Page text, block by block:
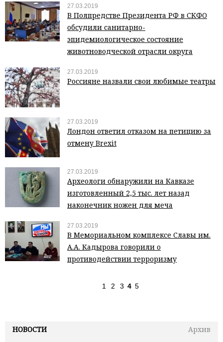
НОВОСТИ
Архив
27.03.2019
В Полпредстве Президента РФ в СКФО
обсудили санитарно-
эпидемиологическое состояние
животноводческой отрасли округа
27.03.2019
Россияне назвали свои любимые театры
27.03.2019
Лондон ответил отказом на петицию за
отмену Brexit
27.03.2019
Археологи обнаружили на Кавказе
изготовленный 2,5 тыс. лет назад
наконечник ножен для меча
27.03.2019
В Мемориальном комплексе Славы им.
А.А. Кадырова говорили о
противодействии терроризму
1 2 3 4 5